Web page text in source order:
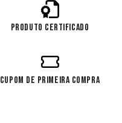
PRODUTO CERTIFICADO
CUPOM DE PRIMEIRA COMPRA